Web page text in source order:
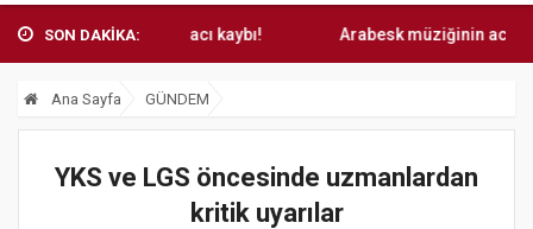
SON DAKİKA:
müziğinin acı kaybı! Arabesk müziğinin acı kaybı!
Ana Sayfa GÜNDEM
YKS ve LGS öncesinde uzmanlardan
kritik uyarılar